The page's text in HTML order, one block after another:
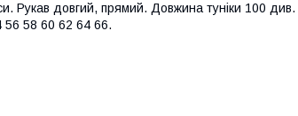
Рукав довгий, прямий. Довжина туніки 100
56 58 60 62 64 66.